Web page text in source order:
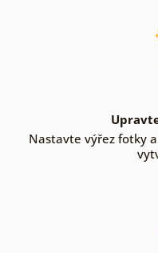
Nastavte výřez fotky